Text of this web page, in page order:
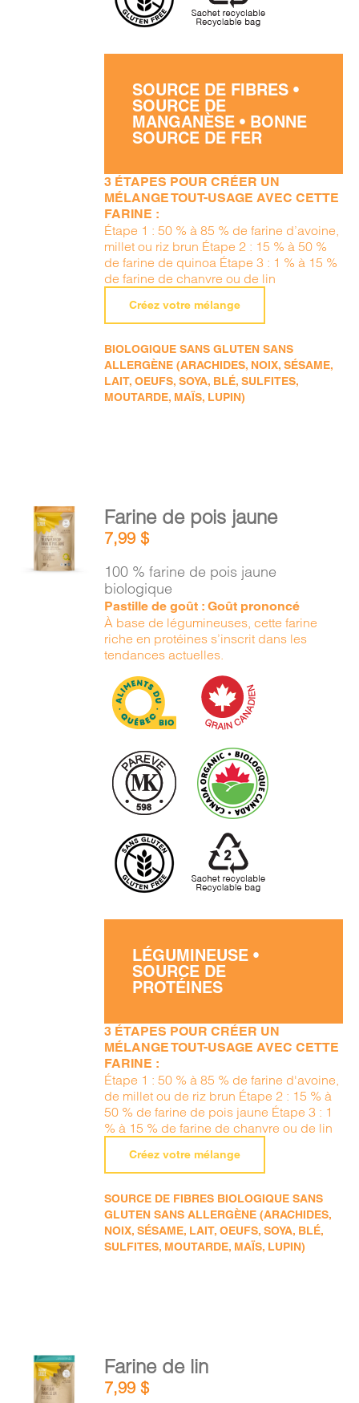
SOURCE DE FIBRES •
SOURCE DE
MANGANÈSE • BONNE
SOURCE DE FER
3 ÉTAPES POUR CRÉER UN
MÉLANGE TOUT-USAGE AVEC CETTE
FARINE :
Étape 1 : 50 % à 85 % de farine d’avoine,
millet ou riz brun Étape 2 : 15 % à 50 %
de farine de quinoa Étape 3 : 1 % à 15 %
de farine de chanvre ou de lin
Créez votre mélange
BIOLOGIQUE SANS GLUTEN SANS
ALLERGÈNE (ARACHIDES, NOIX, SÉSAME,
LAIT, OEUFS, SOYA, BLÉ, SULFITES,
MOUTARDE, MAÏS, LUPIN)
AJOUTER
AU
PANIER
/
Farine de pois jaune
7,99$
100 % farine de pois jaune
biologique
Pastille de goût : Goût prononcé
À base de légumineuses, cette farine
riche en protéines s’inscrit dans les
tendances actuelles.
LÉGUMINEUSE •
SOURCE DE
PROTÉINES
3 ÉTAPES POUR CRÉER UN
MÉLANGE TOUT-USAGE AVEC CETTE
FARINE :
Étape 1 : 50 % à 85 % de farine d'avoine,
de millet ou de riz brun Étape 2 : 15 % à
50 % de farine de pois jaune Étape 3 : 1
% à 15 % de farine de chanvre ou de lin
Créez votre mélange
SOURCE DE FIBRES BIOLOGIQUE SANS
GLUTEN SANS ALLERGÈNE (ARACHIDES,
NOIX, SÉSAME, LAIT, OEUFS, SOYA, BLÉ,
SULFITES, MOUTARDE, MAÏS, LUPIN)
AJOUTER
AU
PANIER
Farine de lin
7,99$